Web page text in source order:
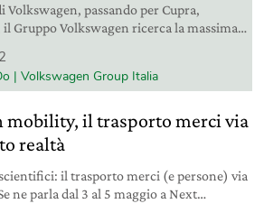
Volkswagen, passando per Cupra,
il Gruppo Volkswagen ricerca la massima
iceberg fatto di metodologie, scelta dei
che abbiano l’impatto minore possibile
| Volkswagen Group Italia
mobility, il trasporto merci via
realtà
il trasporto merci (e persone) via
ne parla dal 3 al 5 maggio a Next